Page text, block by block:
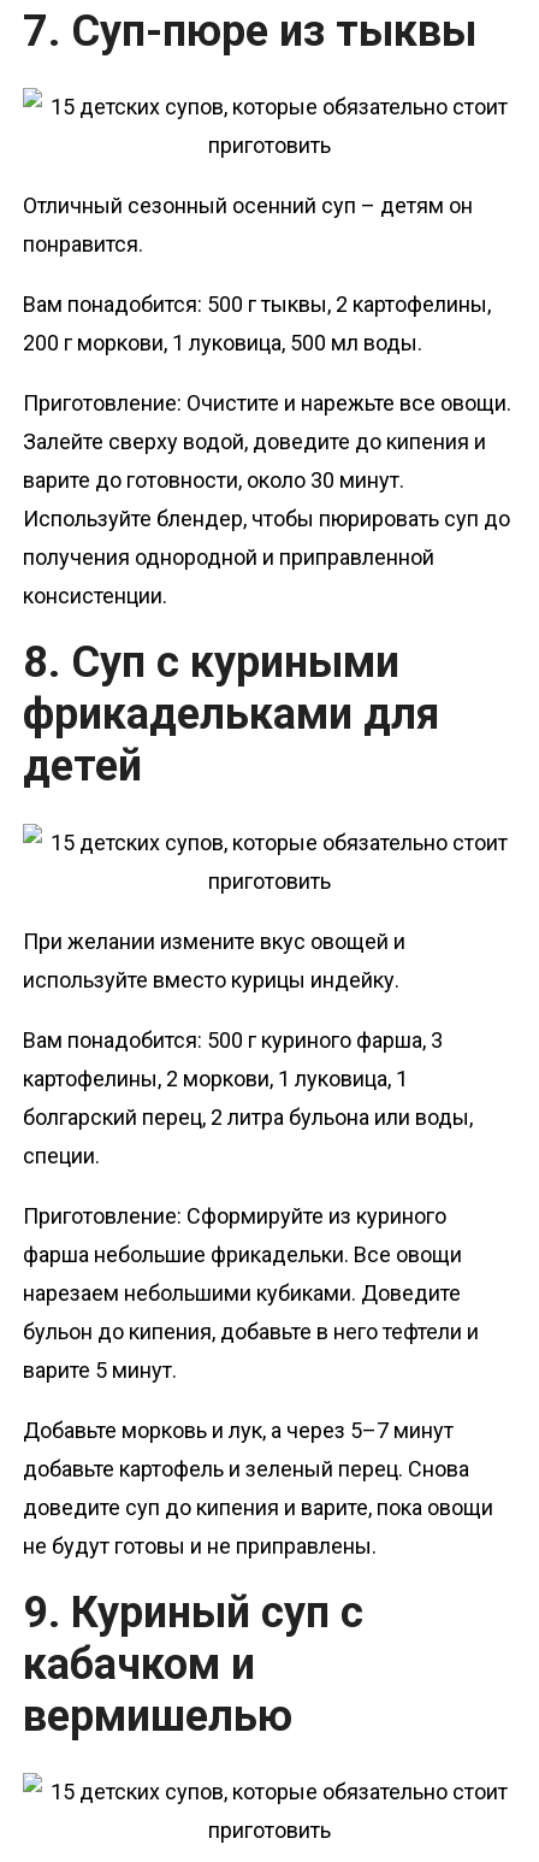
7. Суп-пюре из тыквы
Отличный сезонный осенний суп – детям он
понравится.
Вам понадобится: 500 г тыквы, 2 картофелины,
200 г моркови, 1 луковица, 500 мл воды.
Приготовление: Очистите и нарежьте все овощи.
Залейте сверху водой, доведите до кипения и
варите до готовности, около 30 минут.
Используйте блендер, чтобы пюрировать суп до
получения однородной и приправленной
консистенции.
8. Суп с куриными
фрикадельками для
детей
При желании измените вкус овощей и
используйте вместо курицы индейку.
Вам понадобится: 500 г куриного фарша, 3
картофелины, 2 моркови, 1 луковица, 1
болгарский перец, 2 литра бульона или воды,
специи.
Приготовление: Сформируйте из куриного
фарша небольшие фрикадельки. Все овощи
нарезаем небольшими кубиками. Доведите
бульон до кипения, добавьте в него тефтели и
варите 5 минут.
Добавьте морковь и лук, а через 5–7 минут
добавьте картофель и зеленый перец. Снова
доведите суп до кипения и варите, пока овощи
не будут готовы и не приправлены.
9. Куриный суп с
кабачком и
вермишелью